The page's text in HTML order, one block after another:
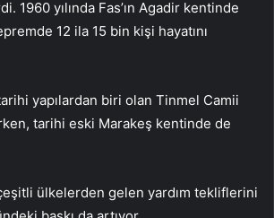
1960 yılında Fas’ın Agadir kentinde
12 ila 15 bin kişi hayatını
yapılardan biri olan Tinmel Camii
tarihi eski Marakeş kentinde de
ülkelerden gelen yardım tekliflerini